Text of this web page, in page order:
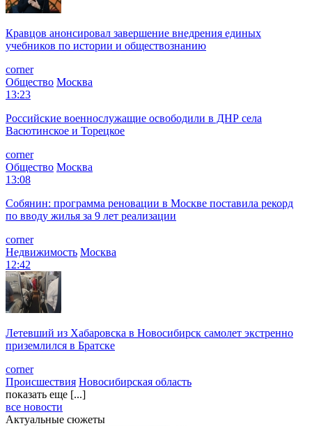
Кравцов анонсировал завершение внедрения единых
учебников по истории и обществознанию
corner
Общество Москва
13:23
Российские военнослужащие освободили в ДНР села
Васютинское и Торецкое
corner
Общество Москва
13:08
Собянин: программа реновации в Москве поставила рекорд
по вводу жилья за 9 лет реализации
corner
Недвижимость Москва
12:42
Летевший из Хабаровска в Новосибирск самолет экстренно
приземлился в Братске
corner
Происшествия Новосибирская область
показать еще [...]
все новости
Актуальные сюжеты